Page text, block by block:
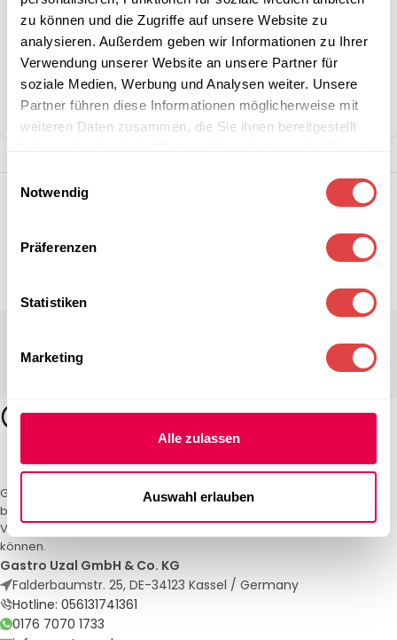
zu können und die Zugriffe auf unsere Website zu
analysieren. Außerdem geben wir Informationen zu Ihrer
Verwendung unserer Website an unsere Partner für
soziale Medien, Werbung und Analysen weiter. Unsere
Partner führen diese Informationen möglicherweise mit
weiteren Daten zusammen, die Sie ihnen bereitgestellt
Notwendig
Präferenzen
Statistiken
Marketing
Alle zulassen
Auswahl erlauben
Artikelnummer:GU1375RoL
Kategorie: Polo-Shirts Herren/unisex
Marke:Gastro Uzal
Teilen:
Gastro Uzal – Ihr Spezialist für Gastronomiemöbel und -textilien. Wir
bieten maßgeschneiderte Lösungen für Restaurants, Hotels und
Veranstaltungen. Qualität und Service, auf die Sie sich verlassen
können.
Gastro Uzal GmbH & Co. KG
Falderbaumstr. 25, DE-34123 Kassel / Germany
Hotline: 056131741361
0176 7070 1733